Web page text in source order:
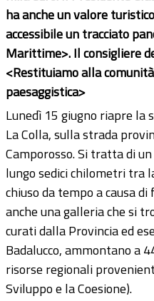
ha anche un valore
accessibile un tracciato
Marittime>. Il consigliere
<Restituiamo alla
paesaggistica>
Lunedì 15 giugno riapre la
La Colla, sulla strada
Camporosso. Si tratta di
lungo sedici chilometri tra
chiuso da tempo a causa
anche una galleria che si
curati dalla Provincia ed
Badalucco, ammontano a
risorse regionali
Sviluppo e la Coesione).